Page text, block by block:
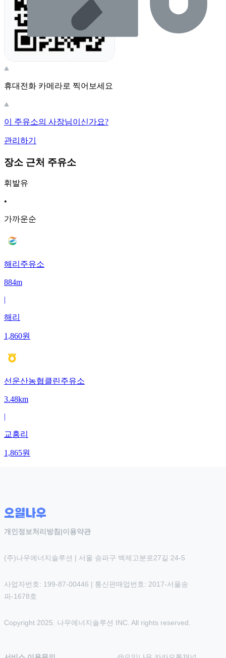
휴대전화 카메라로 찍어보세요
이 주유소의 사장님이신가요?
관리하기
장소 근처 주유소
휘발유
•
가까운순
해리주유소
884m
|
해리
1,860원
선운산농협클린주유소
3.48km
|
교흥리
1,865원
개인정보처리방침 |이용약관
(주)나우에너지솔루션 | 서울 송파구 백제고분로27길 24-5
사업자번호: 199-87-00446 | 통신판매업번호: 2017-서울송
파-1678호
Copyright 2025. 나우에너지솔루션 INC. All rights reserved.